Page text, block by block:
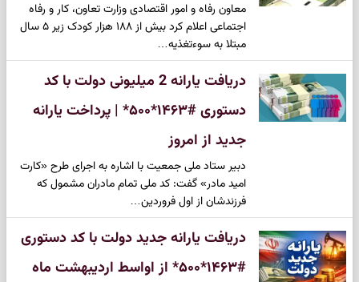
معاون رفاه و امور اقتصادی وزارت تعاون، کار و رفاه
اجتماعی اعلام کرد بیش از ۱۸۸ هزار کودک زیر ۵ سال
مبتلا به سوءتغذیه…
دریافت یارانه 2 میلیونی دولت با کد
دستوری #۱۴۶۳*۵۰۰* | پرداخت یارانه
جدید از امروز
دبیر ستاد ملی جمعیت با اشاره به اجرای طرح «کارت
امید مادر» گفت: کد ملی تمام مادران مشمول که
فرزندشان از اول فروردین…
دریافت یارانه جدید دولت با کد دستوری
#۱۴۶۳*۵۰۰* از اواسط اردیبهشت ماه